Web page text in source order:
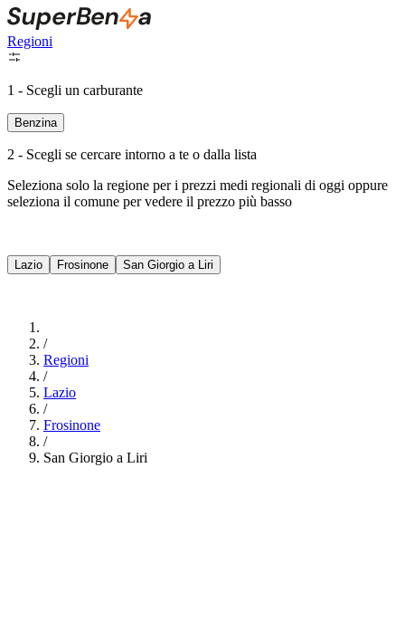
Regioni
1 - Scegli un carburante
Benzina
2 - Scegli se cercare intorno a te o dalla lista
Seleziona solo la regione per i prezzi medi regionali di oggi oppure
seleziona il comune per vedere il prezzo più basso
Lazio Frosinone San Giorgio a Liri
/
Regioni
/
Lazio
/
Frosinone
/
San Giorgio a Liri